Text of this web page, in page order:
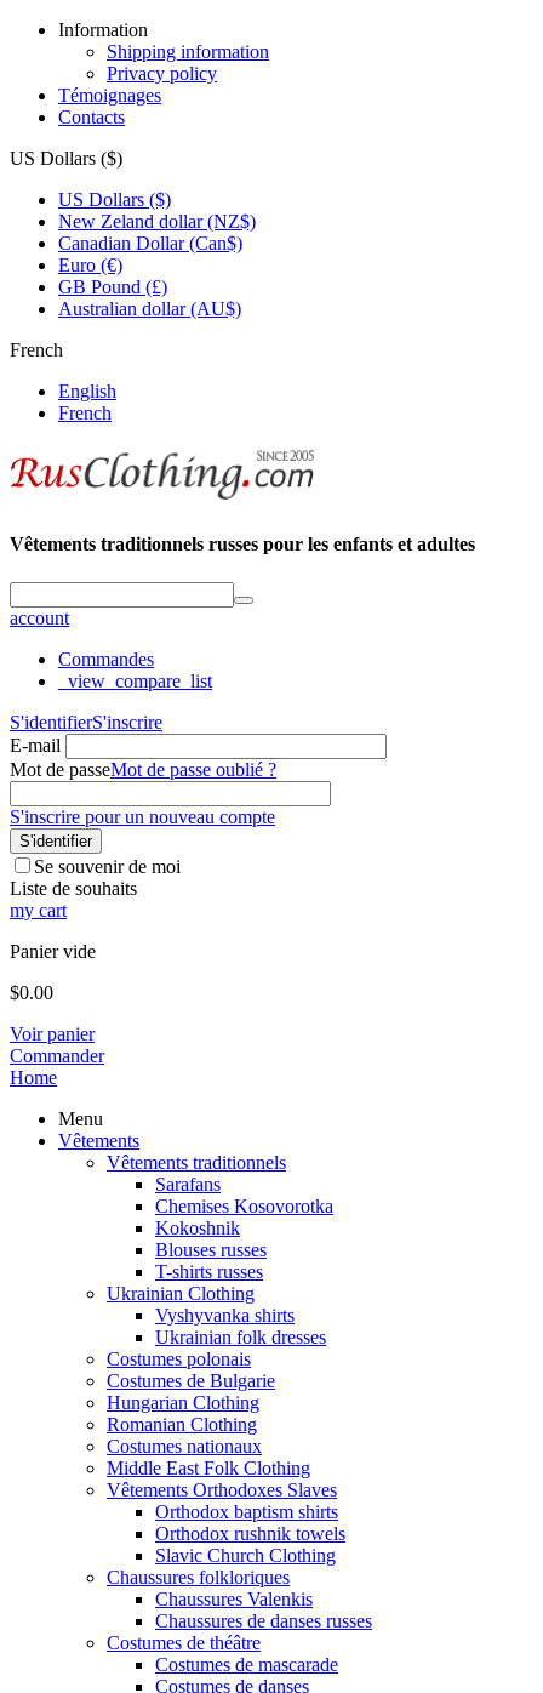
Information
Shipping information
Privacy policy
Témoignages
Contacts
US Dollars ($)
US Dollars ($)
New Zeland dollar (NZ$)
Canadian Dollar (Can$)
Euro (€)
GB Pound (£)
Australian dollar (AU$)
French
English
French
Vêtements traditionnels russes pour les enfants et adultes
account
Commandes
_view_compare_list
S'identifierS'inscrire
E-mail
Mot de passeMot de passe oublié ?
S'inscrire pour un nouveau compte
S'identifier
Se souvenir de moi
Liste de souhaits
my cart
Panier vide
$0.00
Voir panier
Commander
Home
Menu
Vêtements
Vêtements traditionnels
Sarafans
Chemises Kosovorotka
Kokoshnik
Blouses russes
T-shirts russes
Ukrainian Clothing
Vyshyvanka shirts
Ukrainian folk dresses
Costumes polonais
Costumes de Bulgarie
Hungarian Clothing
Romanian Clothing
Costumes nationaux
Middle East Folk Clothing
Vêtements Orthodoxes Slaves
Orthodox baptism shirts
Orthodox rushnik towels
Slavic Church Clothing
Chaussures folkloriques
Chaussures Valenkis
Chaussures de danses russes
Costumes de théâtre
Costumes de mascarade
Costumes de danses